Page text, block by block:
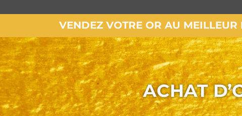
VENDEZ VOTRE OR AU
ACHAT